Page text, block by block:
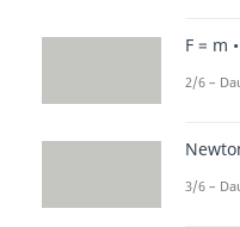
F = m
2/6 –
3/6 –